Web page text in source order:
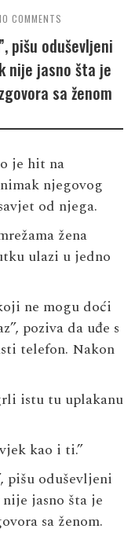
COMMENTS
pišu oduševljeni
nije jasno šta je
sa ženom
je hit na
njegovog
od njega.
žena
ulazi u jedno
ne mogu doći
poziva da uđe s
telefon. Nakon
istu tu uplakanu
kao i ti.”
pišu oduševljeni
jasno šta je
sa ženom.